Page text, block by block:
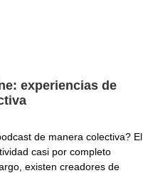
experiencias de
de manera colectiva? El
casi por completo
existen creadores de